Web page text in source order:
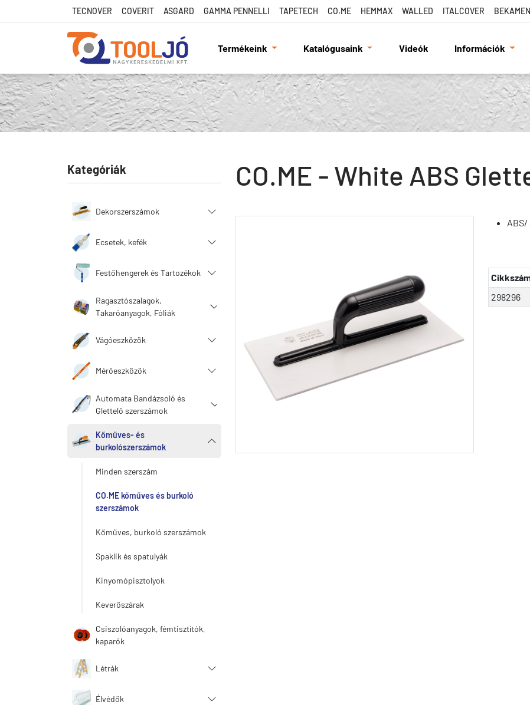
TECNOVER COVERIT ASGARD GAMMA PENNELLI TAPETECH CO.ME HEMMAX WALLED ITALCOVER
Tool Jó
Termékeink Katalógusaink Videók Információk
Kategóriák
Dekorszerszámok
Ecsetek, kefék
Festőhengerek és Tartozékok
Ragasztószalagok,
Takaróanyagok, Fóliák
Vágóeszközök
Mérőeszközök
Automata Bandázsoló és
Glettelő szerszámok
Kőműves- és
burkolószerszámok
Minden szerszám
CO.ME kőműves és burkoló
szerszámok
Kőműves, burkoló szerszámok
Spaklik és spatulyák
Kinyomópisztolyok
Keverőszárak
Csiszolóanyagok, fémtisztítók,
kaparók
Létrák
Élvédők
CO.ME - White ABS
ABS/
298296